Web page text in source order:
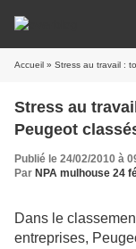
Accueil » Stress au travail :
Stress au
Peugeot
Publié le 24/02/2010 à
Par NPA mulhouse 24
Dans le
entreprises,